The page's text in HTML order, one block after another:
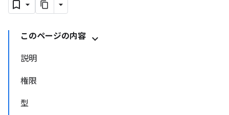
このページの内容
説明
権限
型